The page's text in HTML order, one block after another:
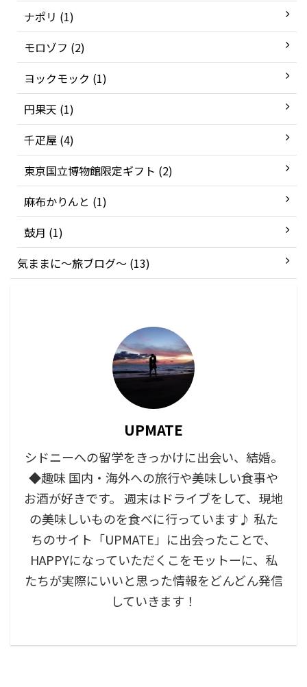
ナポリ (1)
モロゾフ (2)
ヨックモック (1)
円果天 (1)
千疋屋 (4)
東京国立博物館限定ギフト (2)
麻布かりんと (1)
鼓月 (1)
気ままに〜旅ブログ〜 (13)
UPMATE
シドニーへの留学をきっかけに出会い、結婚。
◆趣味 国内・海外への旅行や美味しい食事や
お酒が好きです。 週末はドライブをして、現地
の美味しいものを食べに行っています♪ 私た
ちのサイト「UPMATE」に出会ったことで、
HAPPYになっていただくこをモットーに、私
たちが実際にいいと思った情報をどんどん発信
していきます！